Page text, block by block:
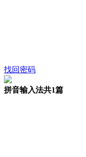
找回密码
拼音输入法共1篇